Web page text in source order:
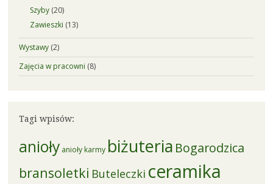
Szyby(20)
Zawieszki (13)
Wystawy(2)
Zajęcia w pracowni (8)
Tagi wpisów:
anioły anioły karmy biżuteria Bogarodzica
bransoletki Buteleczki ceramika